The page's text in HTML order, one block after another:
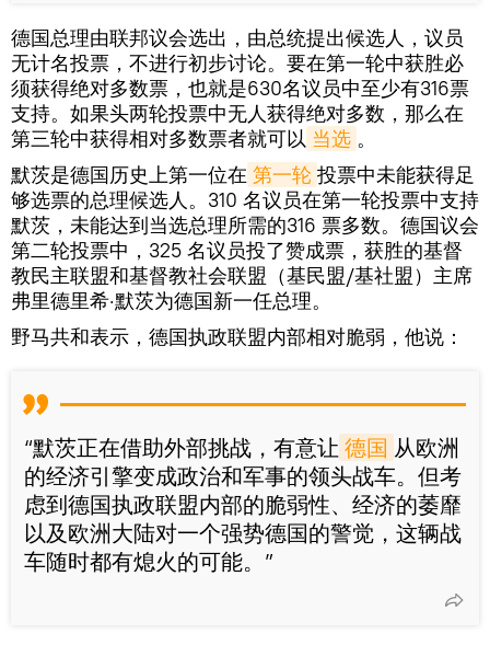
德国总理由联邦议会选出，由总统提出候选人，议员
无计名投票，不进行初步讨论。要在第一轮中获胜必
须获得绝对多数票，也就是630名议员中至少有316票
支持。如果头两轮投票中无人获得绝对多数，那么在
第三轮中获得相对多数票者就可以 当选 。
默茨是德国历史上第一位在 第一轮 投票中未能获得足
够选票的总理候选人。310 名议员在第一轮投票中支持
默茨，未能达到当选总理所需的316 票多数。德国议会
第二轮投票中，325 名议员投了赞成票，获胜的基督
教民主联盟和基督教社会联盟（基民盟/基社盟）主席
弗里德里希·默茨为德国新一任总理。
野马共和表示，德国执政联盟内部相对脆弱，他说：
“默茨正在借助外部挑战，有意让 德国 从欧洲
的经济引擎变成政治和军事的领头战车。但考
虑到德国执政联盟内部的脆弱性、经济的萎靡
以及欧洲大陆对一个强势德国的警觉，这辆战
车随时都有熄火的可能。”